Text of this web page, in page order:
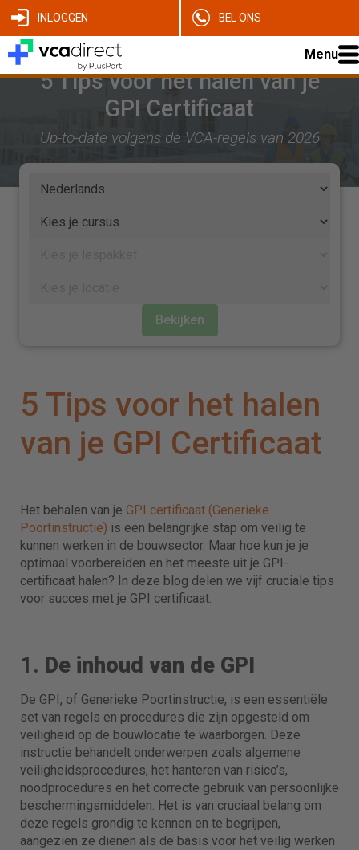
INLOGGEN BEL ONS
Menu
5 Tips voor het halen van je
GPI Certificaat
Up-to-date volgens de VCA-regels van 2026
Bekijken
5 Tips voor het halen
van je GPI Certificaat
Het behalen van je GPI certificaat (Generieke
Poortinstructie) is een belangrijke stap om veilig te
kunnen werken in de bouwsector. Maar hoe kun je je
optimaal voorbereiden en het meeste uit je GPI-
certificaat halen? In deze blog delen we vijf cruciale tips
voor succes met je GPI certificaat.
1. De inhoud van de GPI
De GPI, of Generieke Poortinstructie, is een essentiële
set van regels en procedures die zijn opgesteld om
veiligheid op de bouwlocatie te waarborgen. Deze
instructie behandelt onderwerpen zoals algemene
veiligheidsprocedures, het hanteren van risico’s,
noodprocedures en het correcte gebruik van persoonlijke
beschermingsmiddelen. Het is van cruciaal belang om
deze regels grondig te kennen en te begrijpen,
aangezien ze dienen als de basis voor het veilig werken